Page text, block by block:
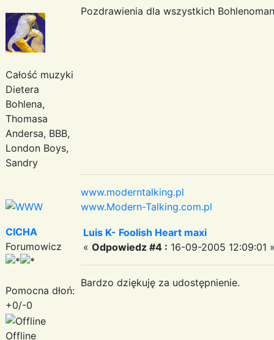
Całość muzyki
Dietera
Bohlena,
Thomasa
Andersa, BBB,
London Boys,
Sandry
Pozdrawienia dla wszystkich
www.moderntalking.pl
www.Modern-Talking.com.pl
CICHA
Forumowicz
Pomocna dłoń:
+0/-0
Offline
Luis K- Foolish Heart maxi
« Odpowiedz #4 : 16-09-2005 12:09:01
Bardzo dziękuję za udostępnienie.